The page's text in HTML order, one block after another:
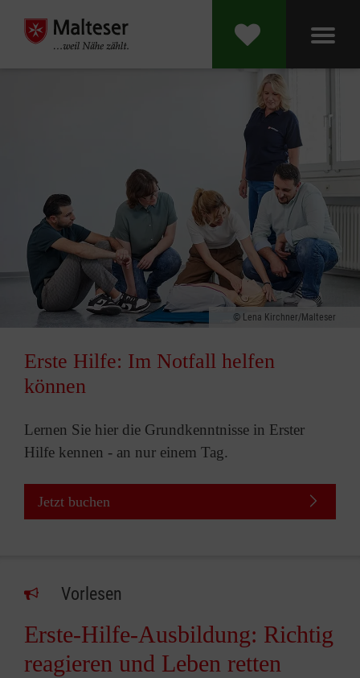
Lena Kirchner/Malteser
Erste Hilfe: Im Notfall helfen
können
Lernen Sie hier die Grundkenntnisse in Erster
Hilfe kennen - an nur einem Tag.
Jetzt buchen
Vorlesen
Erste-Hilfe-Ausbildung: Richtig
reagieren und Leben retten